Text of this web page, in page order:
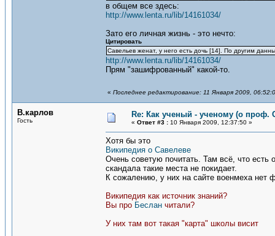
в общем все здесь:
http://www.lenta.ru/lib/14161034/
Зато его личная жизнь - это нечто:
Цитировать
Савельев женат, у него есть дочь [14]. По другим
http://www.lenta.ru/lib/14161034/
Прям "зашифрованный" какой-то.
« Последнее редактирование: 11 Января 2009,
В.карлов
Гость
Re: Как ученый - ученому (о проф.
« Ответ #3 : 10 Января 2009, 12:37:50 »
Хотя бы это
Википедия о Савелеве
Очень советую почитать. Там всё, что
скандала такие места не покидает.
К сожалению, у них на сайте военмеха нет
Википедия как источник знаний?
Вы про Беслан читали?
У них там вот такая "карта" школы висит